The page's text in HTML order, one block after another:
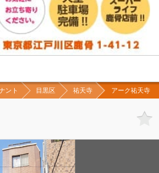
ント 目黒区 祐天寺 アーク祐天寺